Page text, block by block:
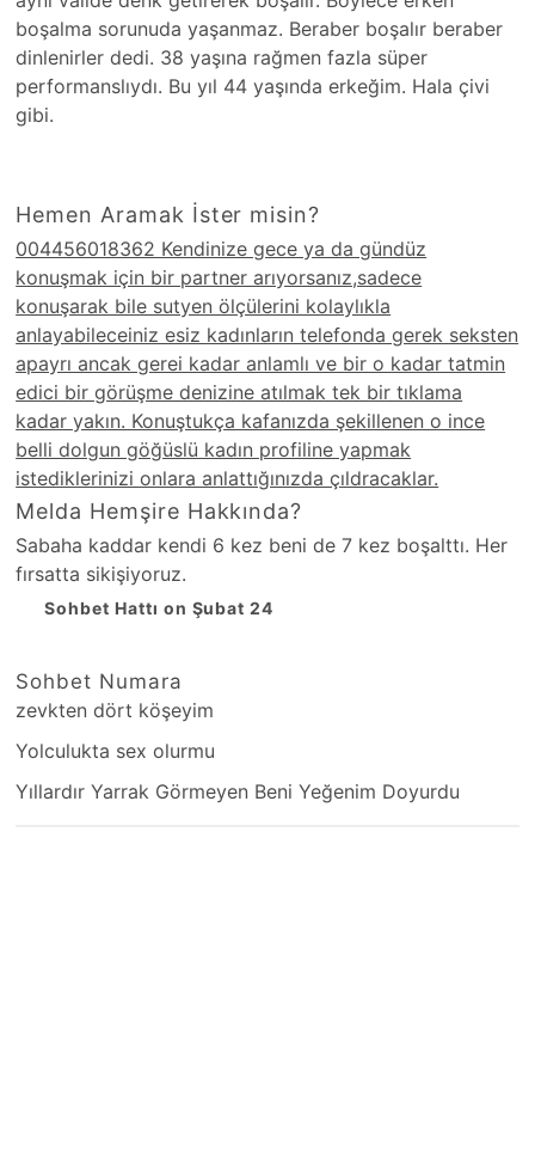
Hemen Aramak İster misin?
004456018362 Kendinize gece ya da gündüz
konuşmak için bir partner arıyorsanız,sadece
konuşarak bile sutyen ölçülerini kolaylıkla
anlayabileceiniz esiz kadınların telefonda gerek seksten
apayrı ancak gerei kadar anlamlı ve bir o kadar tatmin
edici bir görüşme denizine atılmak tek bir tıklama
kadar yakın. Konuştukça kafanızda şekillenen o ince
belli dolgun göğüslü kadın profiline yapmak
istediklerinizi onlara anlattığınızda çıldracaklar.
Melda Hemşire Hakkında?
Sabaha kaddar kendi 6 kez beni de 7 kez boşalttı. Her
fırsatta sikişiyoruz.
Sohbet Hattı on Şubat 24
Sohbet Numara
zevkten dört köşeyim
Yolculukta sex olurmu
Yıllardır Yarrak Görmeyen Beni Yeğenim Doyurdu